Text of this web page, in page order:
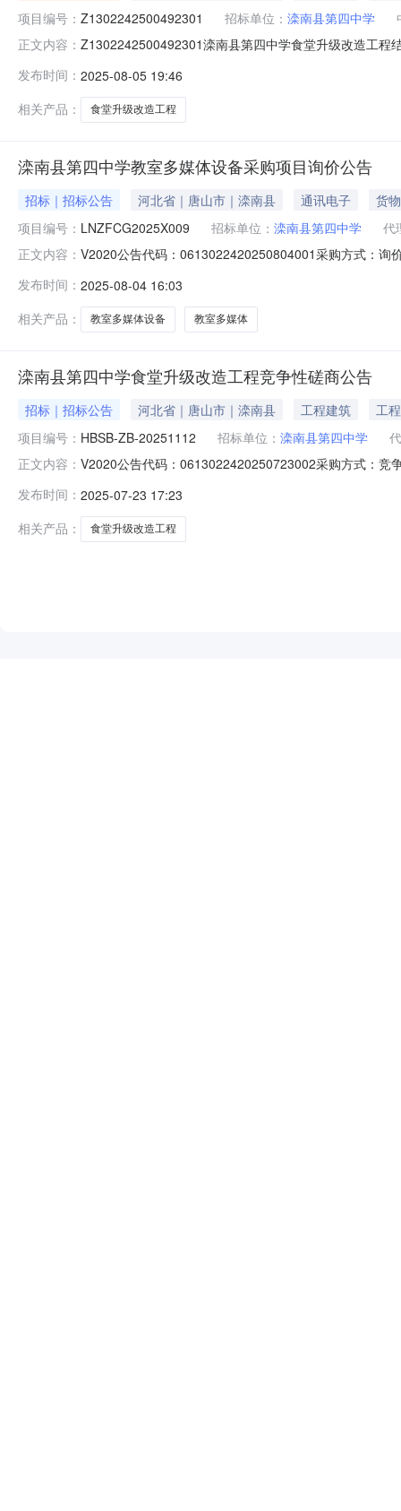
项目编号： Z1302242500492301 招标单位： 滦南县第四中学
正文内容： Z1302242500492301滦南县第四中学食堂升级改造工程
中标供应商地址：河北省唐山市丰南区唐坊镇石桥沽村
发布时间： 2025-08-05 19:46
相关产品：
食堂升级改造工程
滦南县第四中学教室多媒体设备采购项目询价公告
招标｜招标公告 河北省｜唐山市｜滦南县 通讯电子
货物
项目编号： LNZFCG2025X009 招标单位： 滦南县第四中学
代
正文内容： V2020公告代码：0613022420250804001采购方式：询
名称：滦南县第四中学采购人地址：滦南县学苑街与文
发布时间： 2025-08-04 16:03
相关产品：
教室多媒体设备 教室多媒体
滦南县第四中学食堂升级改造工程竞争性磋商公告
招标｜招标公告 河北省｜唐山市｜滦南县 工程建筑
工程
项目编号： HBSB-ZB-20251112 招标单位： 滦南县第四中学
正文内容： V2020公告代码：0613022420250723002采购方式：竞
采购政策：null采购人名称：滦南县第四中学采购人地址
发布时间： 2025-07-23 17:23
相关产品：
食堂升级改造工程